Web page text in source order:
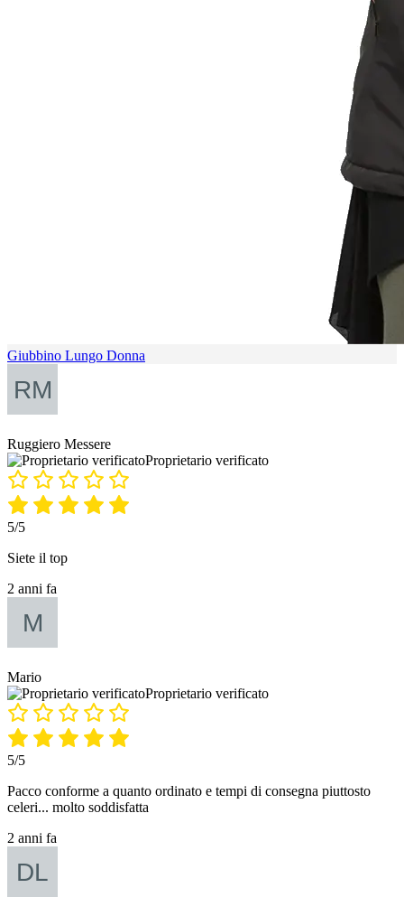
Giubbino Lungo Donna
Ruggiero Messere
Proprietario verificato
5/5
Siete il top
2 anni fa
Mario
Proprietario verificato
5/5
Pacco conforme a quanto ordinato e tempi di consegna piuttosto
celeri... molto soddisfatta
2 anni fa